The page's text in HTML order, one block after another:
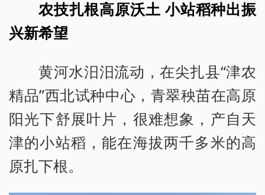
农技扎根高原沃土 小站稻种出振
兴新希望
黄河水汨汨流动，在尖扎县“津农
精品”西北试种中心，青翠秧苗在高原
阳光下舒展叶片，很难想象，产自天
津的小站稻，能在海拔两千多米的高
原扎下根。